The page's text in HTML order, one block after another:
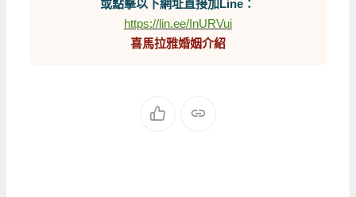
或點擊以下網址直接加Line：
https://lin.ee/InURVui
喜馬拉雅婚姻介紹